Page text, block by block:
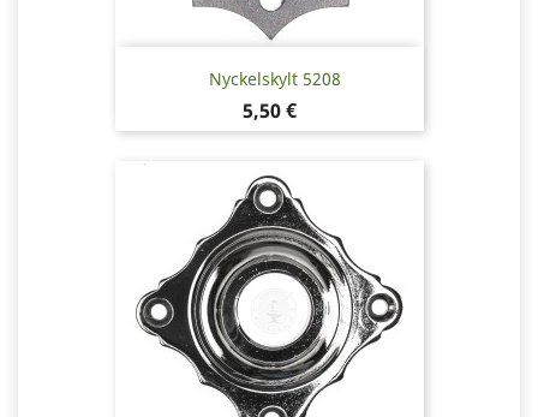
Nyckelskylt 5208
Pris
5,50 €